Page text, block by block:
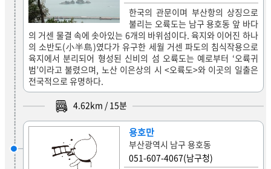
한국의 관문이며 부산항의 상징으로
불리는 오륙도는 남구 용호동 앞 바다
의 거센 물결 속에 솟아있는 6개의 바위섬이다. 육지와 이어진 하나
의 소반도(小半島)였다가 유구한 세월 거센 파도의 침식작용으로
육지에서 분리되어 형성된 신비의 섬 오륙도는 예로부터 ‘오륙귀
범’이라고 불렸으며, 노산 이은상의 시 <오륙도>와 이곳의 일출은
전국적으로 유명하다.
4.62km / 15분
용호만
부산광역시 남구 용호동
051-607-4067(남구청)